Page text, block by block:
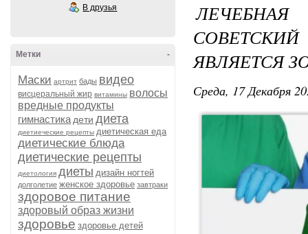
В друзья
-
Метки
Маски артрит бады видео
висцеральный жир витамины волосы
вредные продукты
гимнастика дети диета
диетиеческие рецепты диетическая еда
диетические блюда
диетические рецепты
диетология диеты дизайн ногтей
долголетие женское здоровье завтраки
здоровое питание
здоровый образ жизни
здоровье здоровье детей
ЯВЛЯЕТСЯ
Среда, 17 Декабря